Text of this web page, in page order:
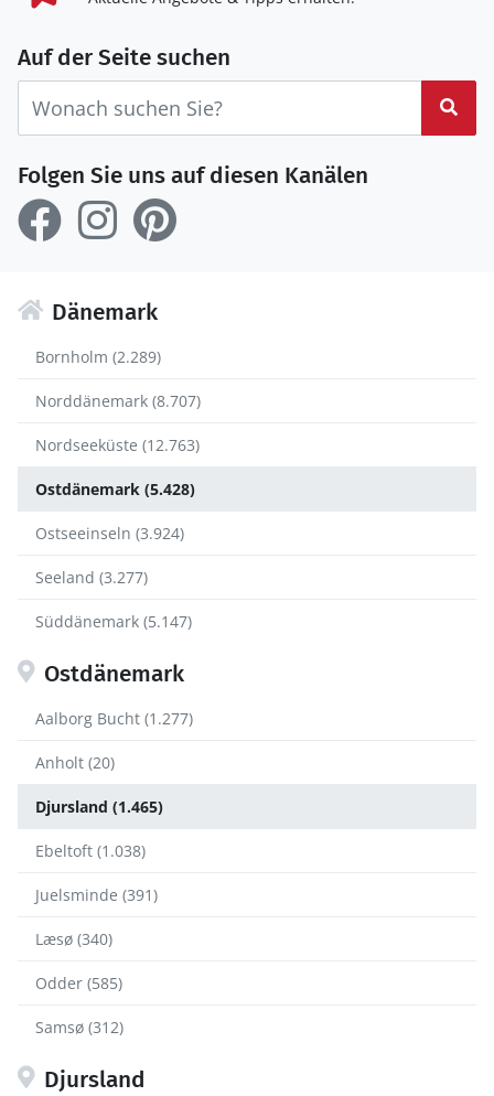
Auf der Seite suchen
Folgen Sie uns auf diesen Kanälen
Dänemark
Bornholm (2.289)
Norddänemark (8.707)
Nordseeküste (12.763)
Ostdänemark (5.428)
Ostseeinseln (3.924)
Seeland (3.277)
Süddänemark (5.147)
Ostdänemark
Aalborg Bucht (1.277)
Anholt (20)
Djursland (1.465)
Ebeltoft (1.038)
Juelsminde (391)
Læsø (340)
Odder (585)
Samsø (312)
Djursland